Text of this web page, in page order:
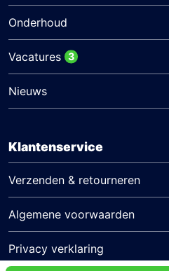
Onderhoud
Vacatures 3
Nieuws
Klantenservice
Verzenden & retourneren
Algemene voorwaarden
Privacy verklaring